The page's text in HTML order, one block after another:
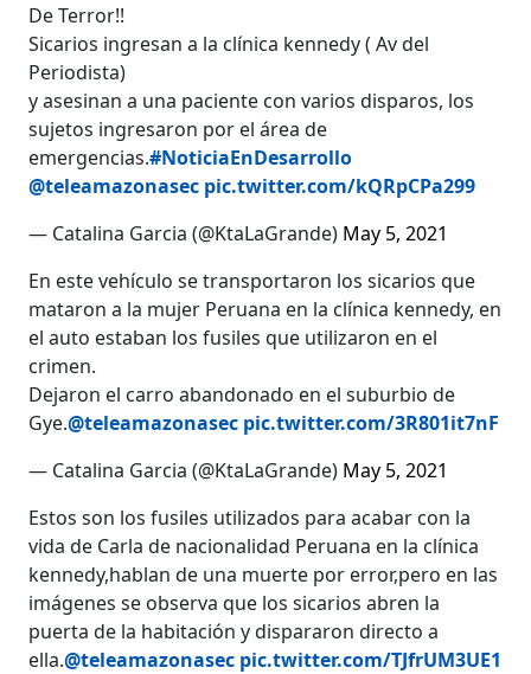
De Terror!!
Sicarios ingresan a la clínica kennedy ( Av del
Periodista)
y asesinan a una paciente con varios disparos, los
sujetos ingresaron por el área de
emergencias.#NoticiaEnDesarrollo
@teleamazonasec pic.twitter.com/kQRpCPa299
— Catalina Garcia (@KtaLaGrande) May 5, 2021
En este vehículo se transportaron los sicarios que
mataron a la mujer Peruana en la clínica kennedy, en
el auto estaban los fusiles que utilizaron en el
crimen.
Dejaron el carro abandonado en el suburbio de
Gye.@teleamazonasec pic.twitter.com/3R801it7nF
— Catalina Garcia (@KtaLaGrande) May 5, 2021
Estos son los fusiles utilizados para acabar con la
vida de Carla de nacionalidad Peruana en la clínica
kennedy,hablan de una muerte por error,pero en las
imágenes se observa que los sicarios abren la
puerta de la habitación y dispararon directo a
ella.@teleamazonasec pic.twitter.com/TJfrUM3UE1